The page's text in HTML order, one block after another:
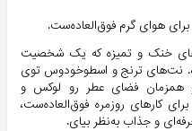
هوای گرم فوق‌العاده‌ست.
خنک و تمیزه که یک شخصیت
نت‌های ترنج و اسطوخودوس توی
فضای عطر رو لوکس و
کارهای روزمره فوق‌العاده‌ست،
و جذاب به‌نظر بیای.